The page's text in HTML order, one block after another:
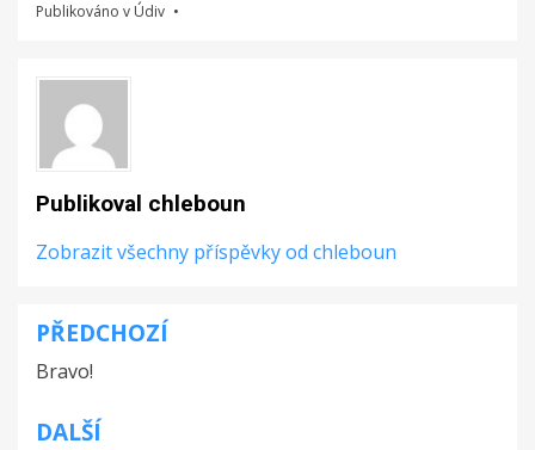
Publikováno v Údiv
Publikoval chleboun
Zobrazit všechny příspěvky od chleboun
Navigace
pro
příspěvek
PŘEDCHOZÍ
Bravo!
DALŠÍ